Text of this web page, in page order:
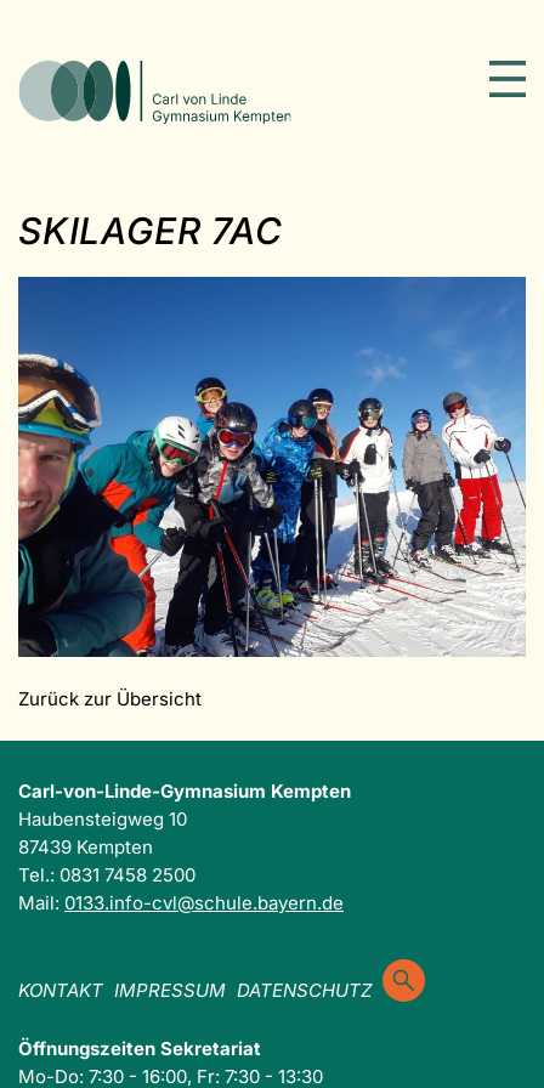
SKILAGER 7AC
Zurück zur Übersicht
Carl-von-Linde-Gymnasium Kempten
Haubensteigweg 10
87439 Kempten
Tel.: 0831 7458 2500
Mail: 0133.info-cvl@schule.bayern.de
KONTAKT IMPRESSUM DATENSCHUTZ
Öffnungszeiten Sekretariat
Mo-Do: 7:30 - 16:00, Fr: 7:30 - 13:30